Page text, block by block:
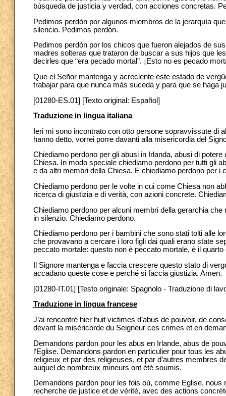
búsqueda de justicia y verdad, con acciones concretas.
Pedimos perdón por algunos miembros de la jerarquía
silencio. Pedimos perdón.
Pedimos perdón por los chicos que fueron alejados de
madres solteras que trataron de buscar a sus hijos que
decirles que “era pecado mortal”. ¡Esto no es pecado
Que el Señor mantenga y acreciente este estado de
trabajar para que nunca más suceda y para que se haga
[01280-ES.01] [Texto original: Español]
Traduzione in lingua italiana
Ieri mi sono incontrato con otto persone sopravvissute di
hanno detto, vorrei porre davanti alla misericordia del
Chiediamo perdono per gli abusi in Irlanda, abusi di
Chiesa. In modo speciale chiediamo perdono per tutti gli
e da altri membri della Chiesa. E chiediamo perdono per
Chiediamo perdono per le volte in cui come Chiesa non
ricerca di giustizia e di verità, con azioni concrete.
Chiediamo perdono per alcuni membri della gerarchia
in silenzio. Chiediamo perdono.
Chiediamo perdono per i bambini che sono stati tolti alle
che provavano a cercare i loro figli dai quali erano state
peccato mortale: questo non è peccato mortale, è il
Il Signore mantenga e faccia crescere questo stato di
accadano queste cose e perché si faccia giustizia. Amen.
[01280-IT.01] [Testo originale: Spagnolo - Traduzione di
Traduzione in lingua francese
J’ai rencontré hier huit victimes d’abus de pouvoir, de
devant la miséricorde du Seigneur ces crimes et en
Demandons pardon pour les abus en Irlande, abus de
l’Eglise. Demandons pardon en particulier pour tous les
religieux et par des religieuses, et par d’autres membres
auquel de nombreux mineurs ont été soumis.
Demandons pardon pour les fois où, comme Eglise,
recherche de justice et de vérité, avec des actions